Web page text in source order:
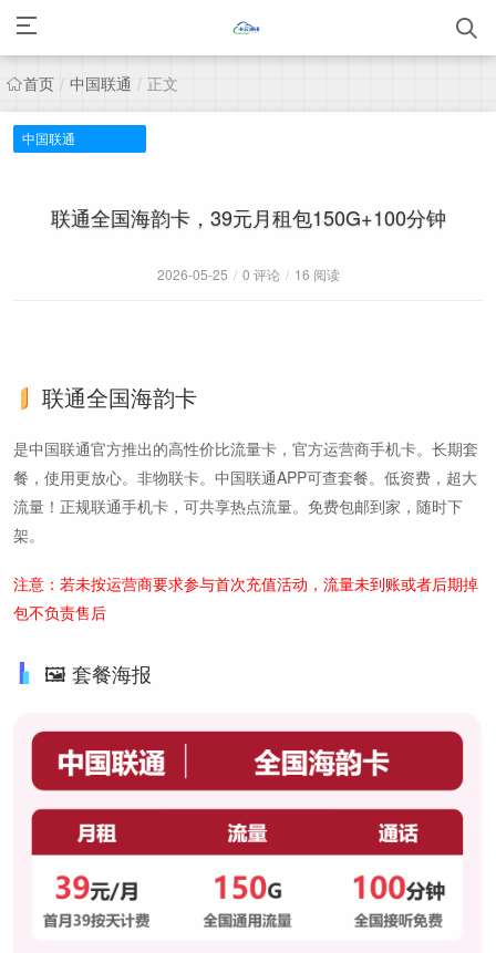
首页 / 中国联通 / 正文
中国联通
联通全国海韵卡，39元月租包150G+100分钟
2026-05-25 / 0 评论 / 16 阅读
联通全国海韵卡
是中国联通官方推出的高性价比流量卡，官方运营商手机卡。长期套
餐，使用更放心。非物联卡。中国联通APP可查套餐。低资费，超大
流量！正规联通手机卡，可共享热点流量。免费包邮到家，随时下
架。
注意：若未按运营商要求参与首次充值活动，流量未到账或者后期掉
包不负责售后
🖼️ 套餐海报